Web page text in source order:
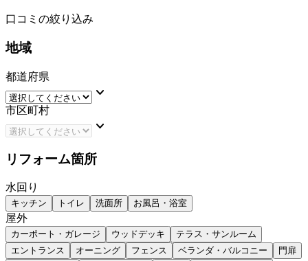
口コミの絞り込み
地域
都道府県
keyboard_arrow_down
市区町村
keyboard_arrow_down
リフォーム箇所
水回り
キッチン トイレ 洗面所 お風呂・浴室
屋外
カーポート・ガレージ ウッドデッキ
テラス・サンルーム
エントランス
オーニング フェンス ベランダ・バルコニー
門扉